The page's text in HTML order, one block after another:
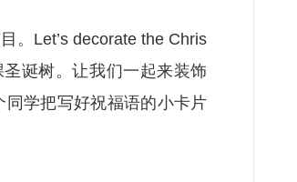
。Let’s decorate the Chris
诞树。让我们一起来装饰
学把写好祝福语的小卡片